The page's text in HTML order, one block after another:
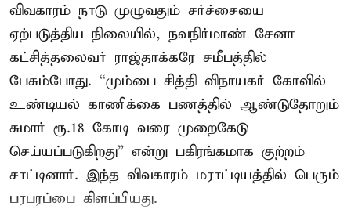
விவகாரம் நாடு முழுவதும் சர்ச்சையை
ஏற்படுத்திய நிலையில், நவநிர்மாண் சேனா
கட்சித்தலைவர் ராஜ்தாக்கரே சமீபத்தில்
பேசும்போது. “மும்பை சித்தி விநாயகர் கோவில்
உண்டியல் காணிக்கை பணத்தில் ஆண்டுதோறும்
சுமார் ரூ.18 கோடி வரை முறைகேடு
செய்யப்படுகிறது” என்று பகிரங்கமாக குற்றம்
சாட்டினார். இந்த விவகாரம் மராட்டியத்தில் பெரும்
பரபரப்பை கிளப்பியது.